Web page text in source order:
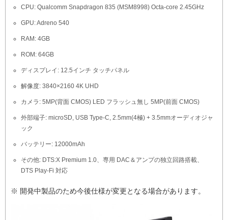
CPU: Qualcomm Snapdragon 835 (MSM8998) Octa-core 2.45GHz
GPU: Adreno 540
RAM: 4GB
ROM: 64GB
ディスプレイ: 12.5インチ タッチパネル
解像度: 3840×2160 4K UHD
カメラ: 5MP(背面 CMOS) LED フラッシュ無し 5MP(前面 CMOS)
外部端子: microSD, USB Type-C, 2.5mm(4極) + 3.5mmオーディオジャ
ック
バッテリー: 12000mAh
その他: DTS:X Premium 1.0、専用 DAC＆アンプの独立回路搭載、
DTS Play-Fi 対応
※ 開発中製品のため今後仕様が変更となる場合があります。